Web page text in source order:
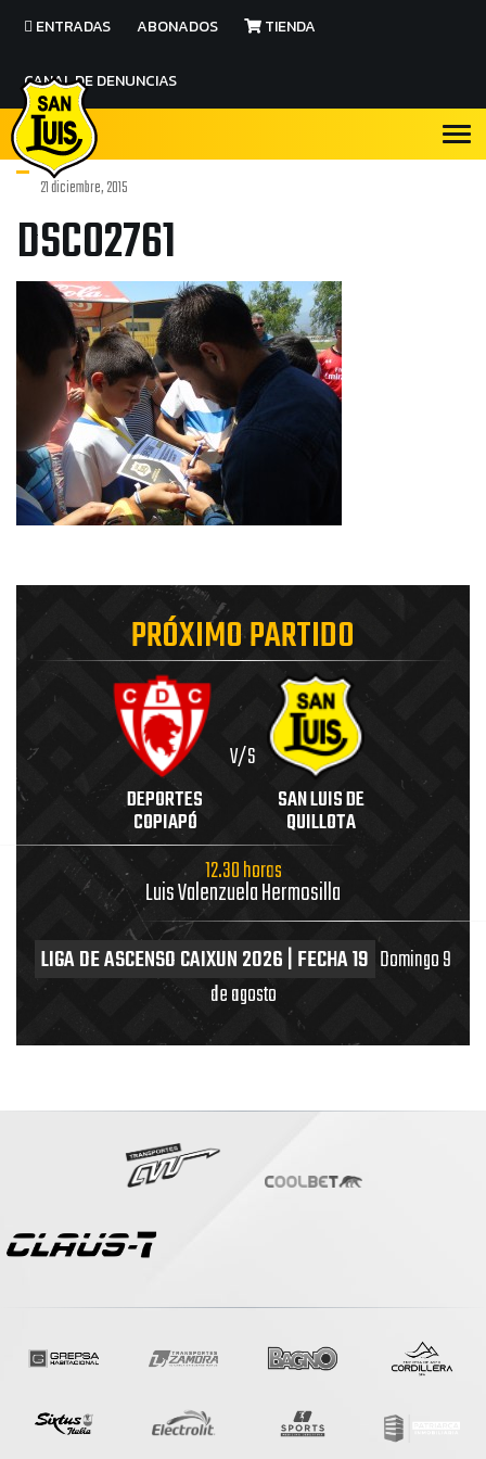
ENTRADAS ABONADOS TIENDA
CANAL DE DENUNCIAS
21 diciembre, 2015
DSC02761
PRÓXIMO PARTIDO
DEPORTES
COPIAPÓ
V/S
SAN LUIS DE
QUILLOTA
12.30 horas
Luis Valenzuela Hermosilla
LIGA DE ASCENSO CAIXUN 2026 | FECHA 19 Domingo 9
de agosto